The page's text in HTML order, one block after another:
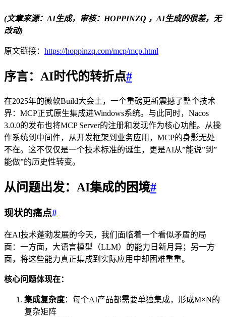
(文章来源：AI生成，审核：HOPPINZQ ，AI生成的很差，无
改动)
原文链接： https://hoppinzq.com/mcp/mcp.html
序言：AI时代的转折点#
在2025年的微软Build大会上，一个重磅更新震撼了整个技术
界：MCP正式原生集成进Windows系统。与此同时，Nacos
3.0.0的发布也将MCP Server的注册和发现作为核心功能。从操
作系统到中间件，从开发框架到业务应用，MCP的身影无处
不在。这不仅仅是一个技术标准的诞生，更是AI从”能说”到”
能做”的历史性转变。
从问题出发：AI集成的困境#
现状的痛点#
在AI技术蓬勃发展的今天，我们面临着一个看似矛盾的局
面：一方面，大语言模型（LLM）的能力日新月异；另一方
面，将这些能力真正集成到实际应用中却困难重重。
核心问题体现在：
集成复杂度：每个AI产品都需要单独集成，形成M×N的
复杂矩阵